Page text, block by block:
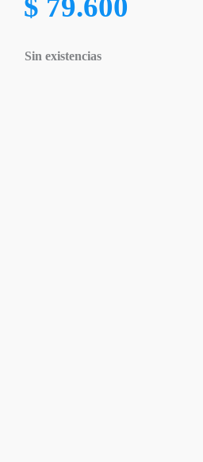
$ 79.600
Sin existencias